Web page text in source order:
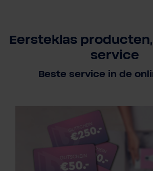
Eersteklas
service
Beste service in de